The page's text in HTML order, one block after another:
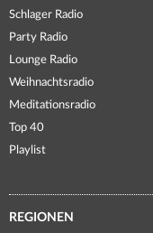
Schlager Radio
Party Radio
Lounge Radio
Weihnachtsradio
Meditationsradio
Top 40
Playlist
REGIONEN